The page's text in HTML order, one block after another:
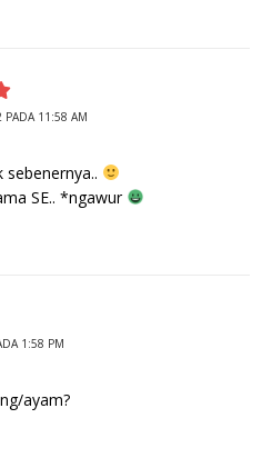
PADA 11:58 AM
SE.. *ngawur
1:58 PM
ayam?